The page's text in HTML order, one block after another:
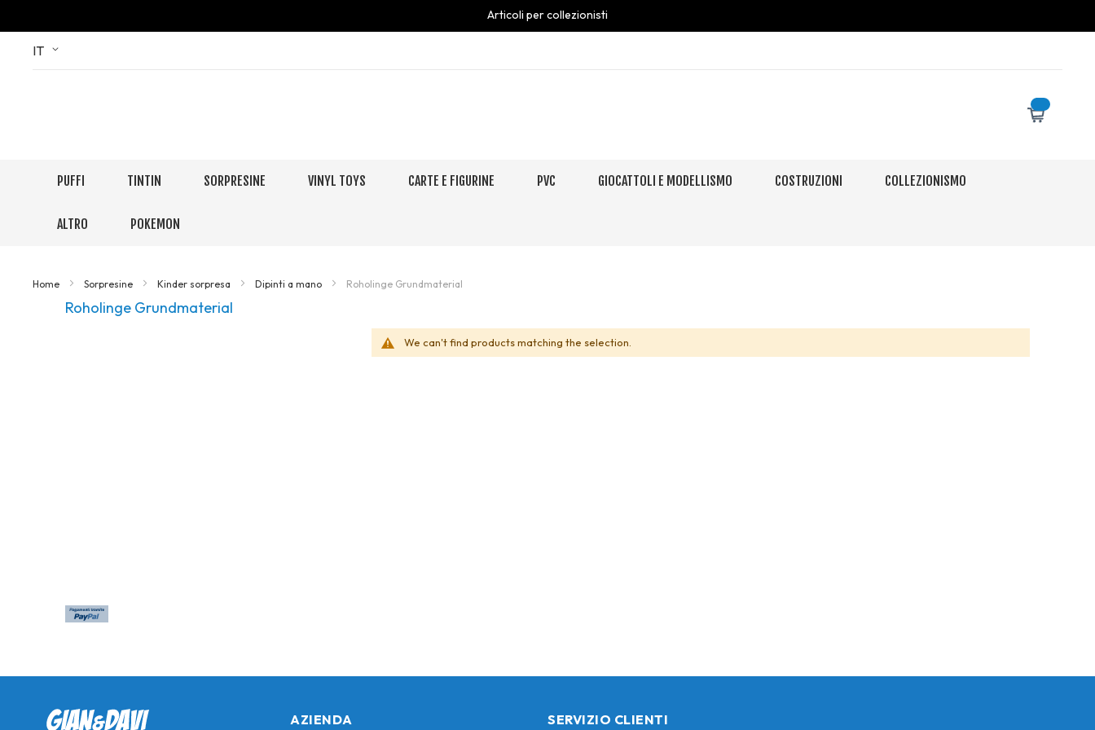
Articoli per collezionisti
Skip
Language
IT
PUFFI TINTIN SORPRESINE VINYL TOYS CARTE E FIGURINE PVC GIOCATTOLI E MODELLISMO COSTRUZIONI COLLEZIONISMO
ALTRO POKEMON
Home Sorpresine Kinder sorpresa Dipinti a mano Roholinge Grundmaterial
Roholinge Grundmaterial
We can't find products matching the selection.
AZIENDA SERVIZIO CLIENTI